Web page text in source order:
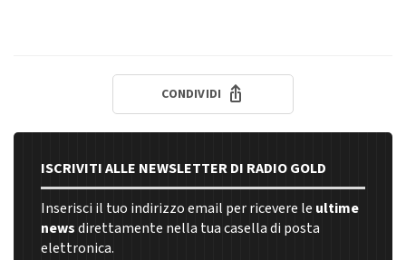
CONDIVIDI
ISCRIVITI ALLE NEWSLETTER DI RADIO GOLD
Inserisci il tuo indirizzo email per ricevere le ultime
newsdirettamente nella tua casella di posta
elettronica.